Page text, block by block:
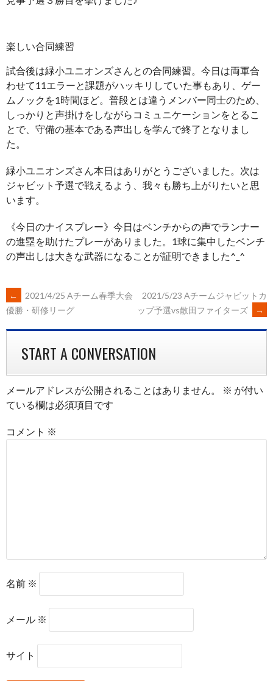
楽しい合同練習
試合後は緑小ユニオンズさんとの合同練習。今日は両軍合
わせて11エラーと課題がハッキリしていた事もあり、ゲー
ムノックを1時間ほど。普段とは違うメンバー同士のため、
しっかりと声掛けをしながらコミュニケーションをとるこ
とで、守備の基本である声出しを学んで終了となりまし
た。
緑小ユニオンズさん本日はありがとうございました。次は
ジャビット予選で戦えるよう、我々も勝ち上がりたいと思
います。
《今日のナイスプレー》今日はベンチからの声でランナー
の進塁を助けたプレーがありました。1球に集中したベンチ
の声出しは大きな武器になることが証明できました^_^
POST
NAVIGATION
←
2021/4/25 Aチーム春季大会
優勝・研修リーグ
2021/5/23 Aチームジャビットカ
ップ予選vs散田ファイターズ
→
START A CONVERSATION
メールアドレスが公開されることはありません。 ※ が付い
ている欄は必須項目です
コメント ※
名前 ※
メール ※
サイト